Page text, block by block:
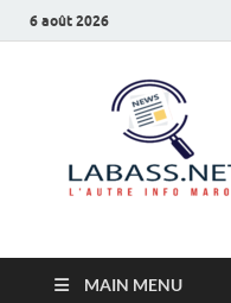
6 août 2026
MAIN MENU